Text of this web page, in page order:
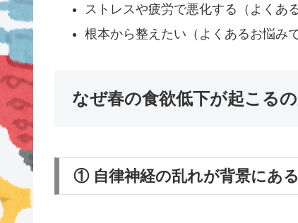
ストレスや疲労で悪化する（よくあ
根本から整えたい（よくあるお悩みで
なぜ春の食欲低下が起こる
① 自律神経の乱れが背景にある